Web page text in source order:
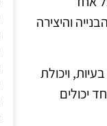
והיצירה
ויכולת
יכולים